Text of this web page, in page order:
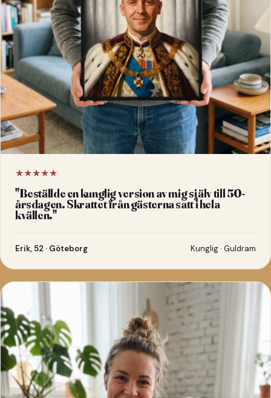
★★★★★
"Beställde en kunglig version av mig själv till 50-
årsdagen. Skrattet från gästerna satt i hela
kvällen."
Erik, 52 · Göteborg Kunglig · Guldram